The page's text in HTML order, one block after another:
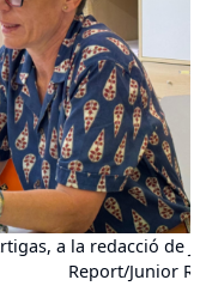
a la redacció de
Report/Junior